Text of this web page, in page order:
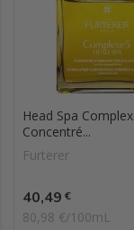
Head Spa
Concentré...
Furterer
Prix
40,49 €
80,98 €/100mL